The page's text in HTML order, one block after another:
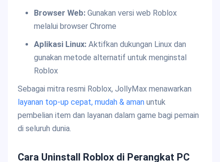
Browser Web:Gunakan versi web Roblox
melalui browser Chrome
Aplikasi Linux:Aktifkan dukungan Linux dan
gunakan metode alternatif untuk menginstal
Roblox
Sebagai mitra resmi Roblox, JollyMax menawarkan
layanan top-up cepat, mudah & aman untuk
pembelian item dan layanan dalam game bagi pemain
di seluruh dunia.
Cara Uninstall Roblox di Perangkat PC